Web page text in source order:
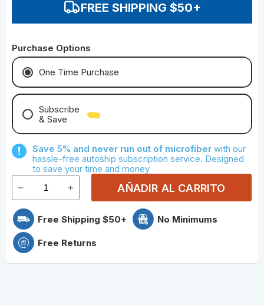
FREE SHIPPING $50+
Purchase Options
One Time Purchase
Subscribe
& Save
Save With Quarterly Microfiber
Save 5% and never run out of microfiber with our
hassle-free autoship subscription service. Designed
to save your time and money
AÑADIR AL CARRITO
Free Shipping $50+ No Minimums
Free Returns